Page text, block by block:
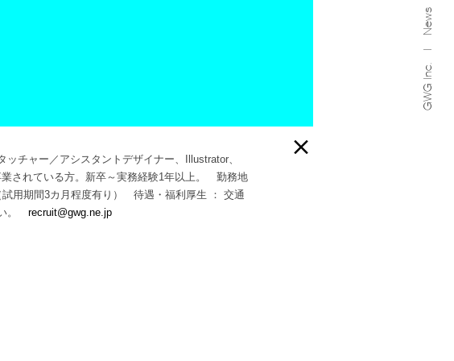
GWG Inc.
News
チャー／アシスタントデザイナー、Illustrator、
されている方。新卒～実務経験1年以上。 勤務地
用期間3カ月程度有り） 待遇・福利厚生 ： 交通
。 recruit@gwg.ne.jp
